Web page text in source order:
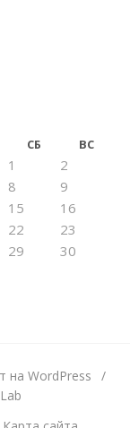
СБ ВС
1
2
8
9
15
16
22
23
29
30
на WordPress
/